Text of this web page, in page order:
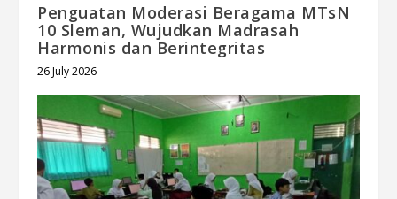
Penguatan Moderasi Beragama MTsN
10 Sleman, Wujudkan Madrasah
Harmonis dan Berintegritas
26 July 2026